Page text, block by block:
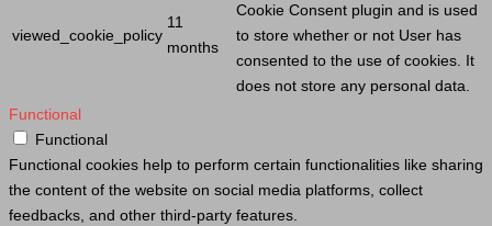
viewed_cookie_policy
11
months
Cookie Consent plugin and is used
to store whether or not User has
consented to the use of cookies. It
does not store any personal data.
Functional
Functional
Functional cookies help to perform certain functionalities like sharing
the content of the website on social media platforms, collect
feedbacks, and other third-party features.